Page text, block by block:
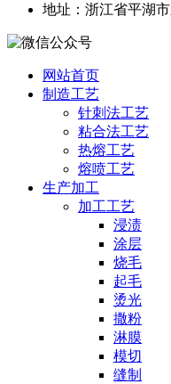
地址：浙江省平湖
网站首页
制造工艺
针刺法工艺
粘合法工艺
热熔工艺
熔喷工艺
生产加工
加工工艺
浸渍
涂层
烧毛
起毛
烫光
撒粉
淋膜
模切
缝制